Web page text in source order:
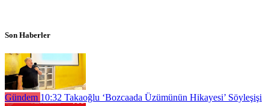
Son Haberler
Gündem 10:32 Takaoğlu ‘Bozcaada Üzümünün Hikayesi’ Söyleşişi